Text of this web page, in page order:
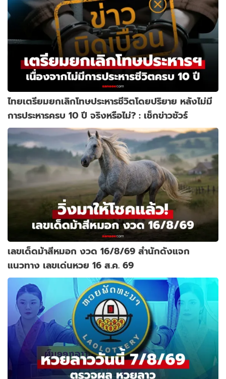
ไทยเตรียมยกเลิกโทษประหารชีวิตโดยปริยาย หลังไม่มี
การประหารครบ 10 ปี จริงหรือไม่? : เช็กข่าวชัวร์
เลขเด็ดม้าสีหมอก งวด 16/8/69 สำนักดังแจก
แนวทาง เลขเด่นหวย 16 ส.ค. 69